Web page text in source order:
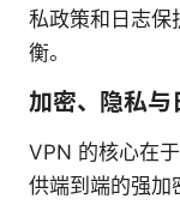
私政策和日志保
衡。
加密、隐私与
VPN 的核心在
供端到端的强加